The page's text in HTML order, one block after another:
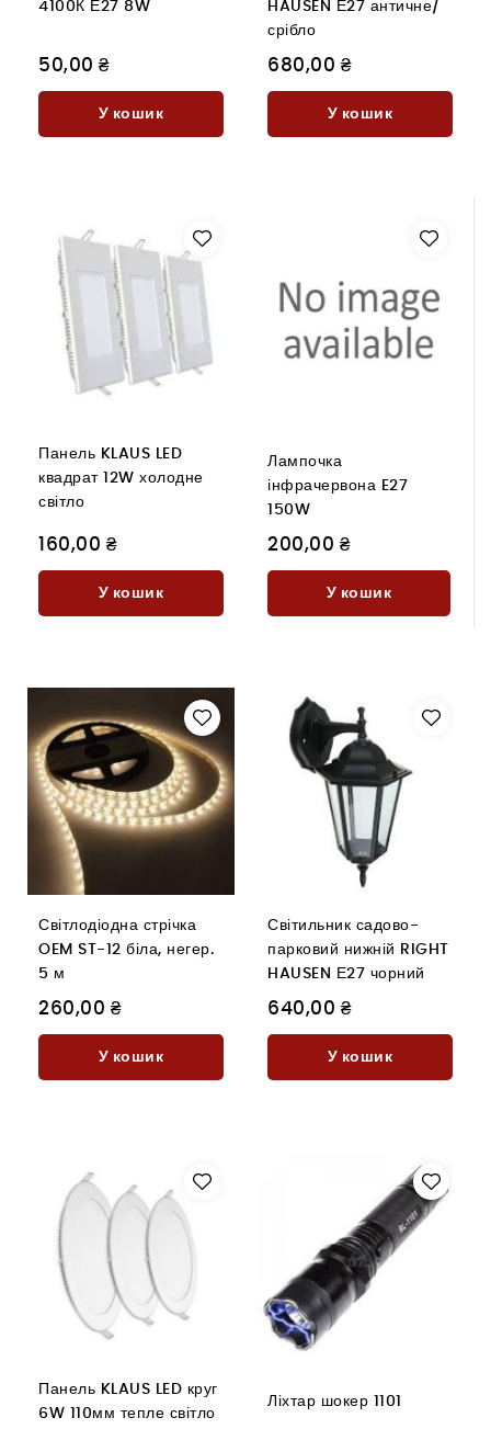
4100К Е27 8W
50,00 ₴
У кошик
HAUSEN Е27 античне/
срібло
680,00 ₴
У кошик
Панель KLAUS LED
квадрат 12W холодне
світло
160,00 ₴
У кошик
Лампочка
інфрачервона E27
150W
200,00 ₴
У кошик
Світлодіодна стрічка
OEM ST-12 біла, негер.
5 м
260,00 ₴
У кошик
Світильник садово-
парковий нижній RIGHT
HAUSEN Е27 чорний
640,00 ₴
У кошик
Панель KLAUS LED круг
6W 110мм тепле світло
Ліхтар шокер 1101